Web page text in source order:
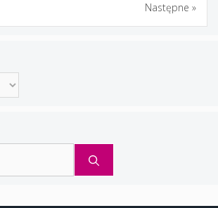
Następne »